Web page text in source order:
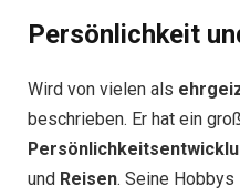
Persönlichkeit
Wird von vielen als
beschrieben. Er hat ein
und Reisen. Seine